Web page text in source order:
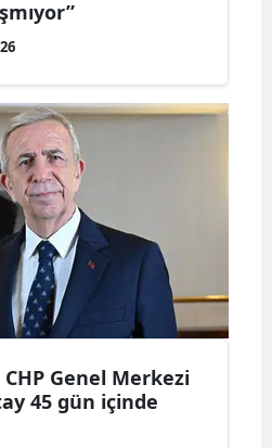
Genel Merkezi
45 gün içinde